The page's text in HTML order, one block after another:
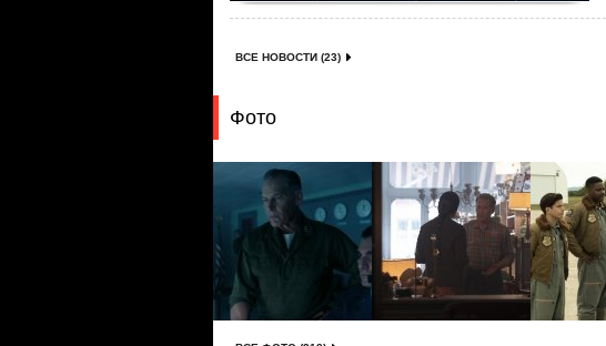
ВСЕ НОВОСТИ (23)
Фото